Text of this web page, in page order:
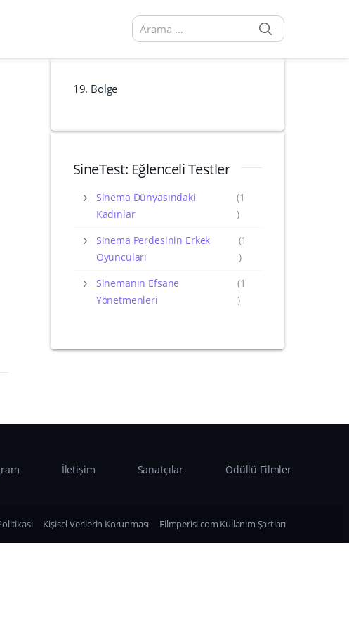
Arama sonuçları:
19. Bölge
SineTest: Eğlenceli Testler
Sinema Dünyasındaki
Kadınlar
(1
)
Sinema Perdesinin Erkek
Oyuncuları
(1
)
Sinemanın Efsane
Yönetmenleri
(1
)
İletişim Sanatçılar Ödüllü Filmler
Kişisel Verilerin Korunması Filmperisi.com Kullanım Şartları